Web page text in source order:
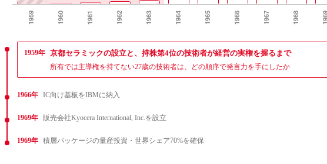
1959年 京都セラミックの設立と、持株第4位の技術者が経営の実権を握るまで
所有では主導権を持てない27歳の技術者は、どの順序で発言力を手にしたか
1966年 IC向け基板をIBMに納入
1969年 販売会社Kyocera International, Inc.を設立
1969年 積層パッケージの量産投資・世界シェア70%を確保